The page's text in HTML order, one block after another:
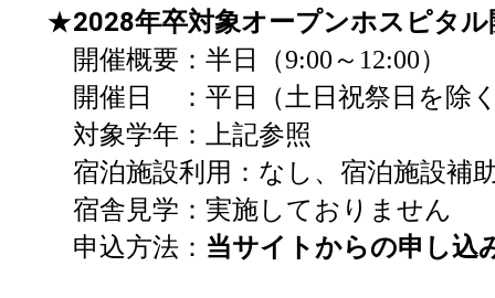
★2028年卒対象オープンホスピタル
開催概要：半日（9:00～12:00）
開催日 ：平日（土日祝祭日を除
対象学年：上記参照
宿泊施設利用：なし、宿泊施設補
宿舎見学：実施しておりません
申込方法： 当サイトからの申し込